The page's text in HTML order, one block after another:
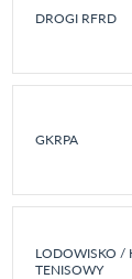
DROGI RFRD
GKRPA
LODOWISKO /
TENISOWY